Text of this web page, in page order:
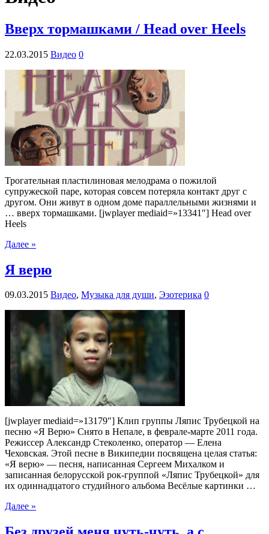
Вверх тормашками / Head over Heels
22.03.2015 Видео 0
Трогательная пластилиновая мелодрама о пожилой
супружеской паре, которая совсем потеряла контакт друг с
другом. Они живут в одном доме параллельными жизнями и
… вверх тормашками. [jwplayer mediaid=»13341″] Head over
Heels
Далее »
Я верю
09.03.2015 Видео, Музыка для души, Эзотерика 0
[jwplayer mediaid=»13179″] Клип группы Ляпис Трубецкой на
песню «Я Верю» Снято в Непале, в феврале-марте 2011 года.
Режиссер Александр Стеколенко, оператор — Елена
Чеховская. Этой песне в Википедии посвящена целая статья:
«Я верю» — песня, написанная Сергеем Михалком и
записанная белорусской рок-группой «Ляпис Трубецкой» для
их одиннадцатого студийного альбома Весёлые картинки …
Далее »